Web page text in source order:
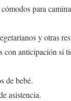
para
y otras
con anticipación si
de bebé.
asistencia.